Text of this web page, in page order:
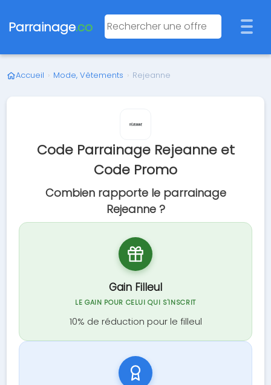
Parrainage.co
Accueil › Mode, Vêtements › Rejeanne
Code Parrainage Rejeanne et
Code Promo
Combien rapporte le parrainage
Rejeanne ?
Gain Filleul
LE GAIN POUR CELUI QUI S'INSCRIT
10% de réduction pour le filleul